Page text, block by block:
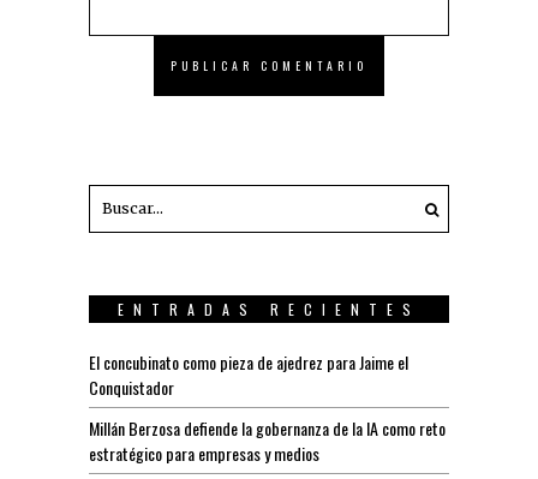
ENTRADAS RECIENTES
El concubinato como pieza de ajedrez para Jaime el
Conquistador
Millán Berzosa defiende la gobernanza de la IA como reto
estratégico para empresas y medios